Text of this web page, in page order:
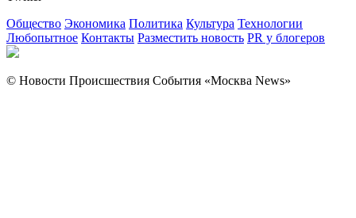
Общество Экономика Политика Культура Технологии
Любопытное Контакты Разместить новость PR у блогеров
© Новости Происшествия События «Москва News»